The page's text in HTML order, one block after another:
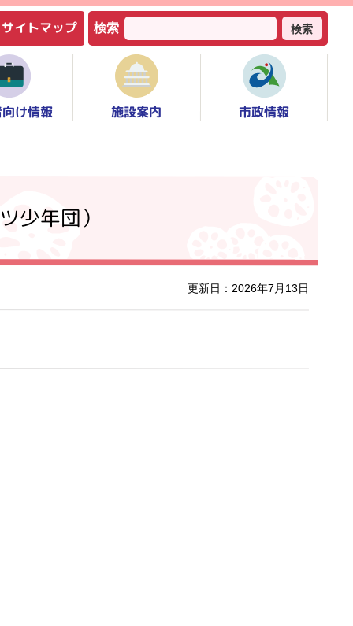
サイトマップ 検索 検索
け情報 施設案内 市政情報
少年団）
更新日：2026年7月13日